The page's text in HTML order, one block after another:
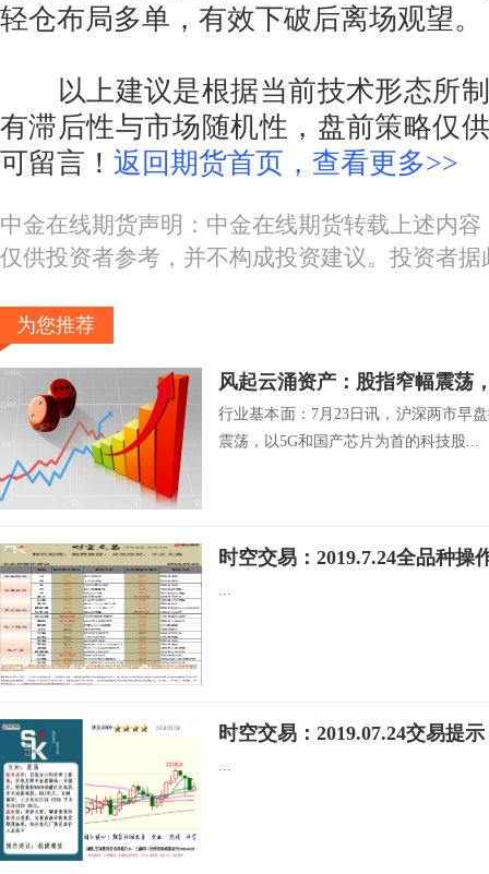
轻仓布局多单，有效下破后离场观望。
以上建议是根据当前技术形态所制
有滞后性与市场随机性，盘前策略仅
可留言！ 返回期货首页，查看更多>>
中金在线期货声明：中金在线期货转载上述内
仅供投资者参考，并不构成投资建议。投资者
为您推荐
风起云涌资产：股指窄幅震荡
行业基本面：7月23日讯，沪深两市早
震荡，以5G和国产芯片为首的科技股...
时空交易：2019.7.24全品种操
...
时空交易：2019.07.24交易提示
...